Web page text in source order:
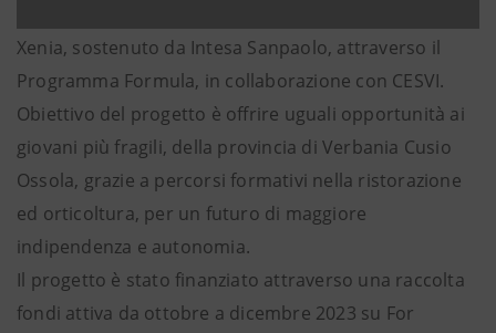
Xenia, sostenuto da Intesa Sanpaolo, attraverso il
Programma Formula, in collaborazione con CESVI.
Obiettivo del progetto è offrire uguali opportunità ai
giovani più fragili, della provincia di Verbania Cusio
Ossola, grazie a percorsi formativi nella ristorazione
ed orticoltura, per un futuro di maggiore
indipendenza e autonomia.
Il progetto è stato finanziato attraverso una raccolta
fondi attiva da ottobre a dicembre 2023 su For